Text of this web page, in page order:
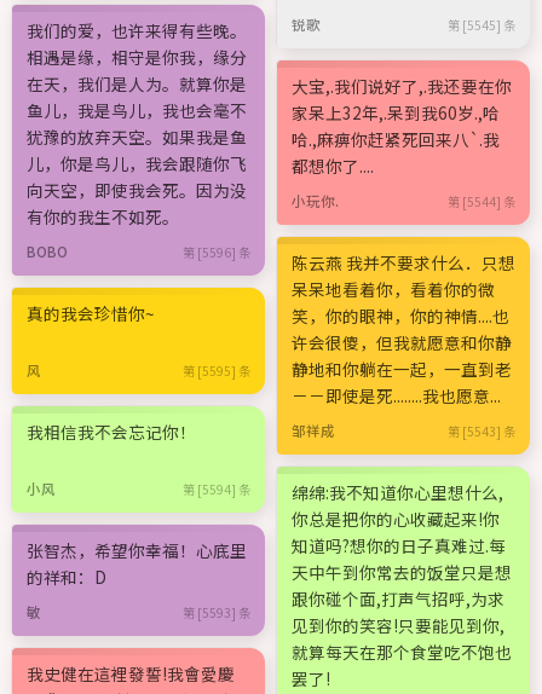
我们的爱，也许来得有些晚。
相遇是缘，相守是你我，缘分
在天，我们是人为。就算你是
鱼儿，我是鸟儿，我也会毫不
犹豫的放弃天空。如果我是鱼
儿，你是鸟儿，我会跟随你飞
向天空，即使我会死。因为没
有你的我生不如死。
BOBO 第 [5596] 条
真的我会珍惜你~
风 第 [5595] 条
我相信我不会忘记你！
小风 第 [5594] 条
张智杰，希望你幸福！心底里
的祥和：D
敏 第 [5593] 条
我史健在這裡發誓!我會愛慶
锐歌 第 [5545] 条
大宝,.我们说好了,.我还要在你
家呆上32年,.呆到我60岁.,哈
哈.,麻痹你赶紧死回来八`.我
都想你了....
小玩你. 第 [5544] 条
陈云燕 我并不要求什么．只想
呆呆地看着你，看着你的微
笑，你的眼神，你的神情....也
许会很傻，但我就愿意和你静
静地和你躺在一起，一直到老
－－即使是死........我也愿意...
邹祥成 第 [5543] 条
绵绵:我不知道你心里想什么,
你总是把你的心收藏起来!你
知道吗?想你的日子真难过.每
天中午到你常去的饭堂只是想
跟你碰个面,打声气招呼,为求
见到你的笑容!只要能见到你,
就算每天在那个食堂吃不饱也
罢了!